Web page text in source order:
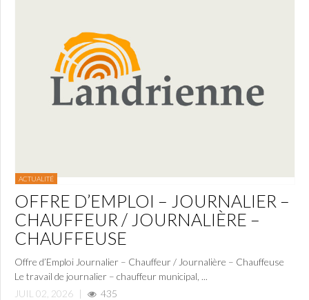
ACTUALITÉ
OFFRE D’EMPLOI – JOURNALIER –
CHAUFFEUR / JOURNALIÈRE –
CHAUFFEUSE
Offre d’Emploi Journalier – Chauffeur / Journalière – Chauffeuse
Le travail de journalier – chauffeur municipal, ...
JUIL 02, 2026 | 435